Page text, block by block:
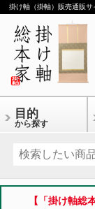
掛け軸（掛軸）販売通販サ
目的
から探す
【「掛け軸総